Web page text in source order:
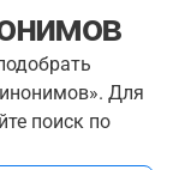
Для
поиск по